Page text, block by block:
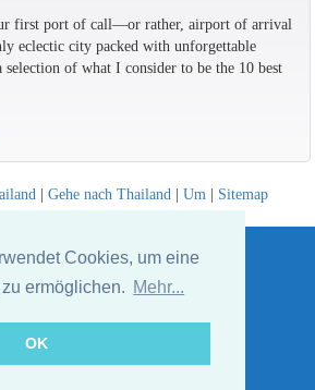
Cookies, um eine
ermöglichen. Mehr...
OK
first port of call—or rather, airport of arrival
eclectic city packed with unforgettable
of what I consider to be the 10 best
| Gehe nach Thailand | Um | Sitemap